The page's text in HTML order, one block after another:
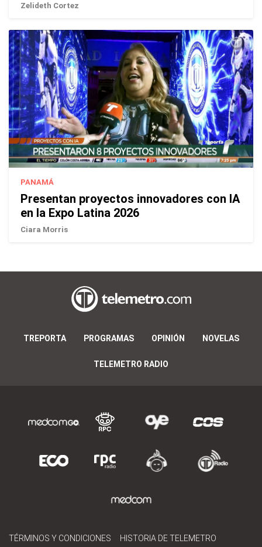
Zelideth Cortez
PANAMÁ
Presentan proyectos innovadores con IA
en la Expo Latina 2026
Ciara Morris
TREPORTA PROGRAMAS OPINIÓN NOVELAS
TELEMETRO RADIO
TÉRMINOS Y CONDICIONES HISTORIA DE TELEMETRO